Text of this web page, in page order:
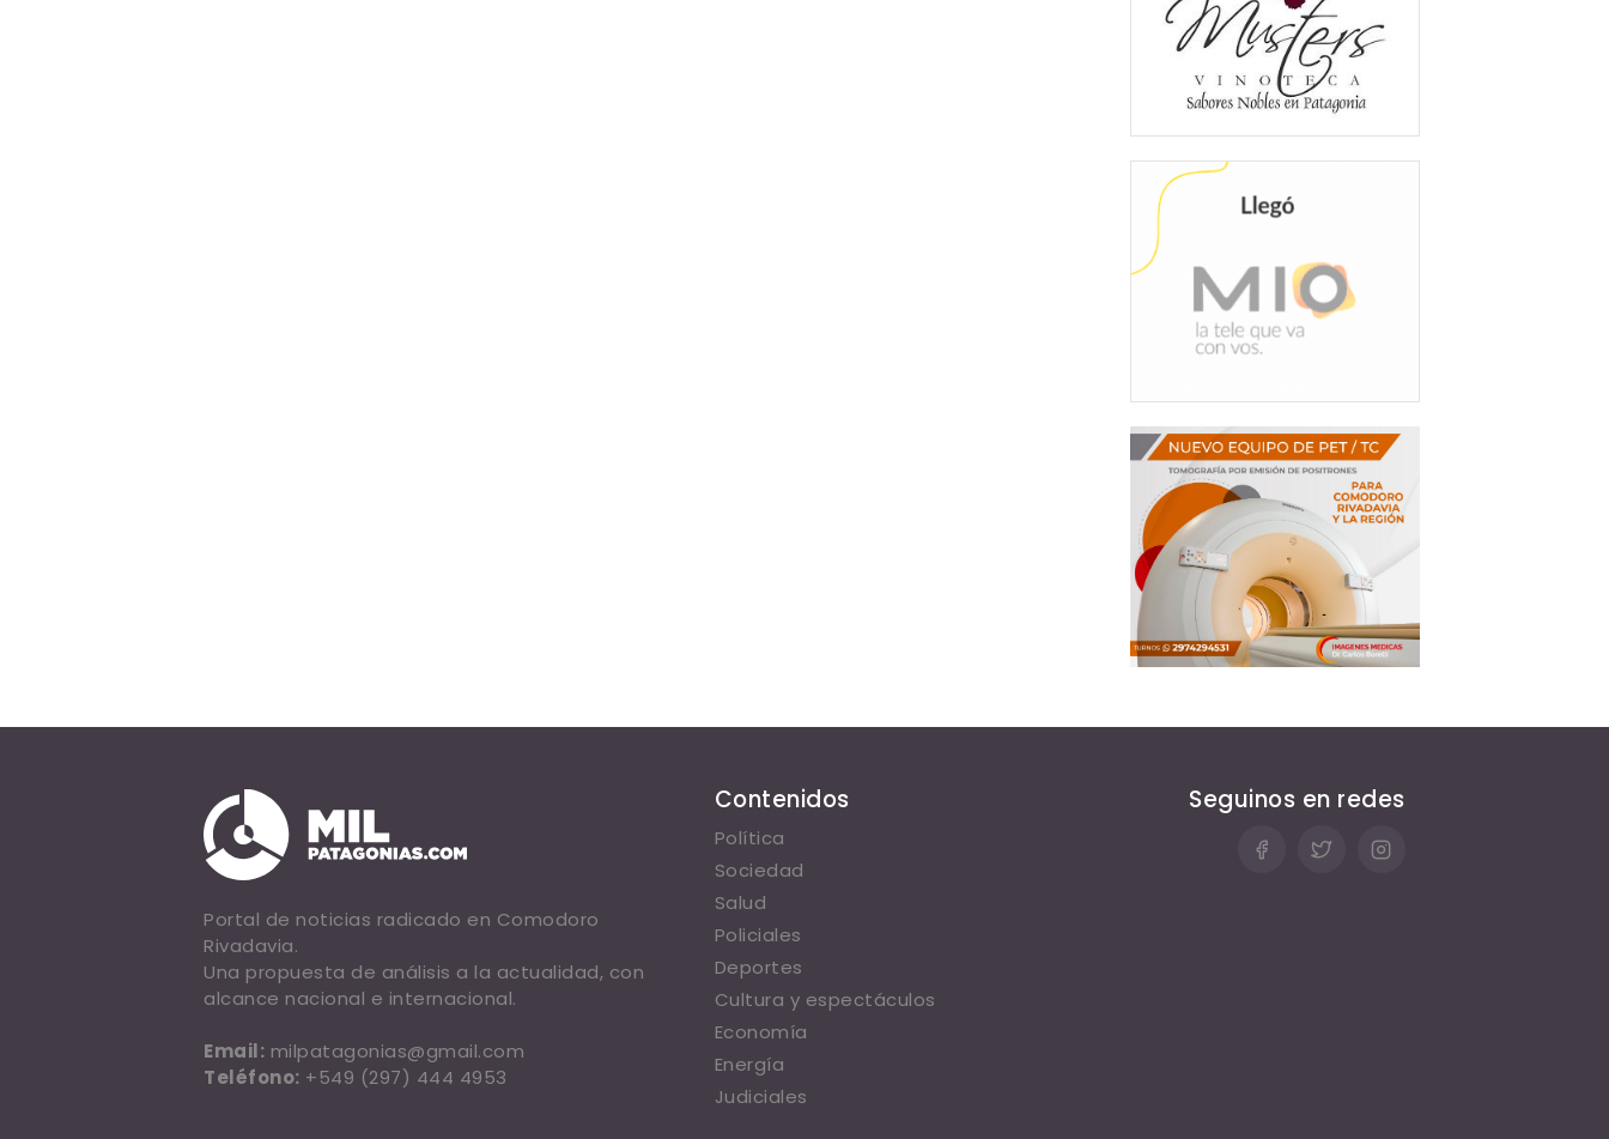
Portal de noticias radicado en Comodoro
Rivadavia.
Una propuesta de análisis a la actualidad, con
alcance nacional e internacional.
Email: milpatagonias@gmail.com
Teléfono: +549 (297) 444 4953
Contenidos
Política
Sociedad
Salud
Policiales
Deportes
Cultura y espectáculos
Economía
Energía
Judiciales
Seguinos en redes